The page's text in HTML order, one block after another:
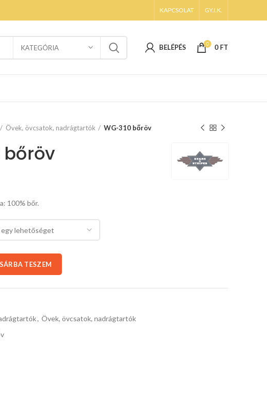
KAPCSOLAT GY.I.K.
KATEGÓRIA BELÉPÉS 0 0 FT
Övek, övcsatok, nadrágtartók WG-310 bőröv
bőröv
100% bőr.
TESZEM
, Övek, övcsatok, nadrágtartók